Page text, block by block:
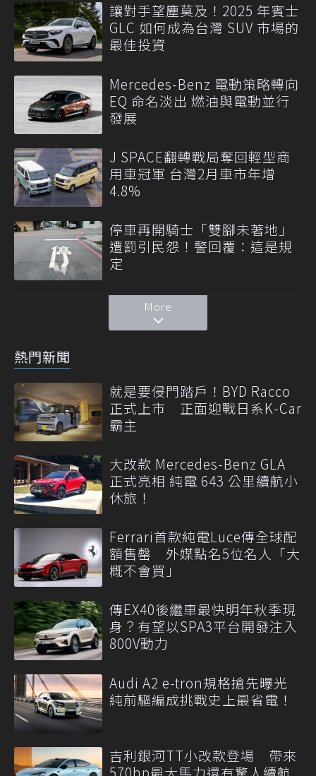
讓對手望塵莫及！2025 年賓士
GLC 如何成為台灣 SUV 市場的
最佳投資
Mercedes-Benz 電動策略轉向
EQ 命名淡出 燃油與電動並行
發展
J SPACE翻轉戰局奪回輕型商
用車冠軍 台灣2月車市年增
4.8%
停車再開騎士「雙腳未著地」
遭罰引民怨！警回覆：這是規
定
More
熱門新聞
就是要侵門踏戶！BYD Racco
正式上市 正面迎戰日系K-Car
霸主
大改款 Mercedes-Benz GLA
正式亮相 純電 643 公里續航小
休旅！
Ferrari首款純電Luce傳全球配
額售罄 外媒點名5位名人「大
概不會買」
傳EX40後繼車最快明年秋季現
身？有望以SPA3平台開發注入
800V動力
Audi A2 e-tron規格搶先曝光
純前驅編成挑戰史上最省電！
吉利銀河TT小改款登場 帶來
570hp最大馬力還有驚人續航